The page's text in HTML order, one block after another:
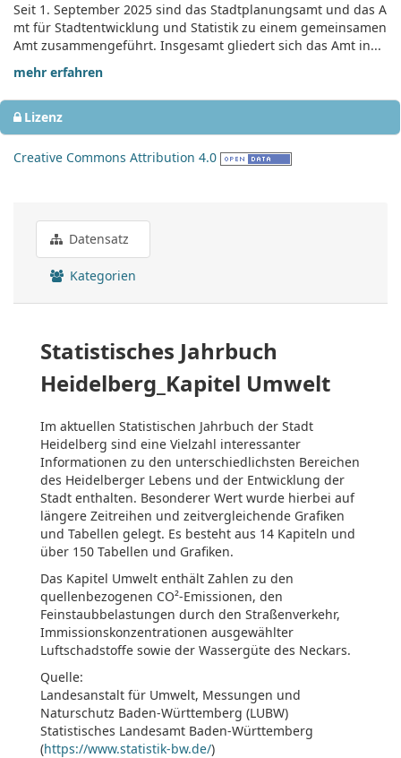
Seit 1. September 2025 sind das Stadtplanungsamt und das A
mt für Stadtentwicklung und Statistik zu einem gemeinsamen
Amt zusammengeführt. Insgesamt gliedert sich das Amt in...
mehr erfahren
Lizenz
Creative Commons Attribution 4.0
Datensatz
Kategorien
Statistisches Jahrbuch
Heidelberg_Kapitel Umwelt
Im aktuellen Statistischen Jahrbuch der Stadt
Heidelberg sind eine Vielzahl interessanter
Informationen zu den unterschiedlichsten Bereichen
des Heidelberger Lebens und der Entwicklung der
Stadt enthalten. Besonderer Wert wurde hierbei auf
längere Zeitreihen und zeitvergleichende Grafiken
und Tabellen gelegt. Es besteht aus 14 Kapiteln und
über 150 Tabellen und Grafiken.
Das Kapitel Umwelt enthält Zahlen zu den
quellenbezogenen CO²-Emissionen, den
Feinstaubbelastungen durch den Straßenverkehr,
Immissionskonzentrationen ausgewählter
Luftschadstoffe sowie der Wassergüte des Neckars.
Quelle:
Landesanstalt für Umwelt, Messungen und
Naturschutz Baden-Württemberg (LUBW)
Statistisches Landesamt Baden-Württemberg
(https://www.statistik-bw.de/)